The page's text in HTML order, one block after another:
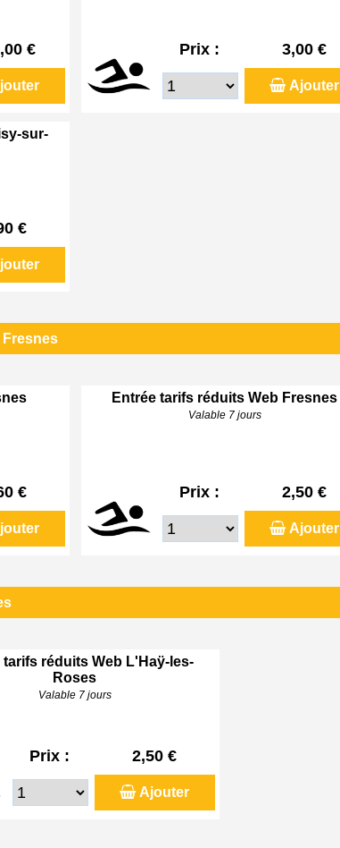
€ Prix : 3,00 €
Ajouter
sur-
€
Fresnes
€
Entrée tarifs réduits Web Fresnes
Valable 7 jours
Prix : 2,50 €
Ajouter
tarifs réduits Web L'Haÿ-les-
Roses
Valable 7 jours
Prix : 2,50 €
Ajouter